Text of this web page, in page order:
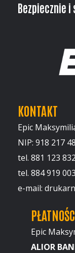
Bezpiecznie i
KONTAKT
Epic
NIP: 918 217
tel. 881 123 832
tel. 884 919 003
e-mail:
Epic
ALIOR